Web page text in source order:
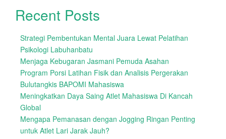
Recent Posts
Strategi Pembentukan Mental Juara Lewat Pelatihan
Psikologi Labuhanbatu
Menjaga Kebugaran Jasmani Pemuda Asahan
Program Porsi Latihan Fisik dan Analisis Pergerakan
Bulutangkis BAPOMI Mahasiswa
Meningkatkan Daya Saing Atlet Mahasiswa Di Kancah
Global
Mengapa Pemanasan dengan Jogging Ringan Penting
untuk Atlet Lari Jarak Jauh?